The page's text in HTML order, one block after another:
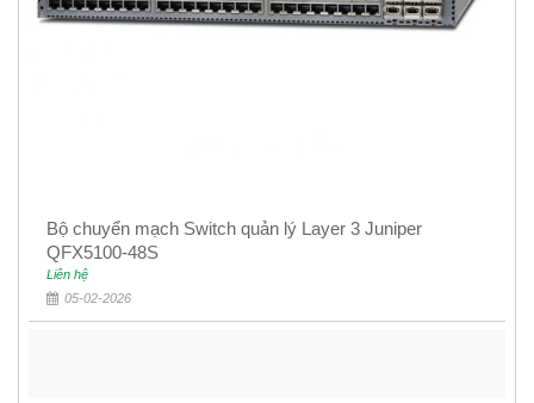
Bộ chuyển mạch Switch quản lý Layer 3 Juniper
QFX5100-48S
Liên hệ
05-02-2026